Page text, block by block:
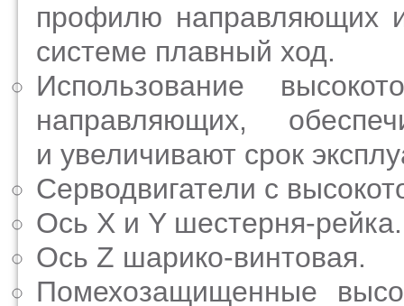
профилю направляющих
системе плавный ход.
Использование
направляющих,
и увеличивают срок
Серводвигатели с
Ось X и Y шестерня-рейка.
Ось Z шарико-винтовая.
Помехозащищенные